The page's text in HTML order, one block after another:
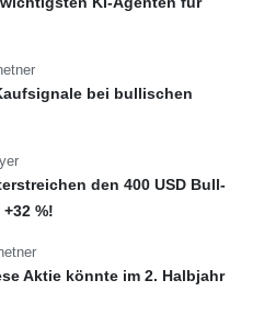
bei bullischen
den 400 USD Bull-
%!
Aktie könnte im 2. Halbjahr